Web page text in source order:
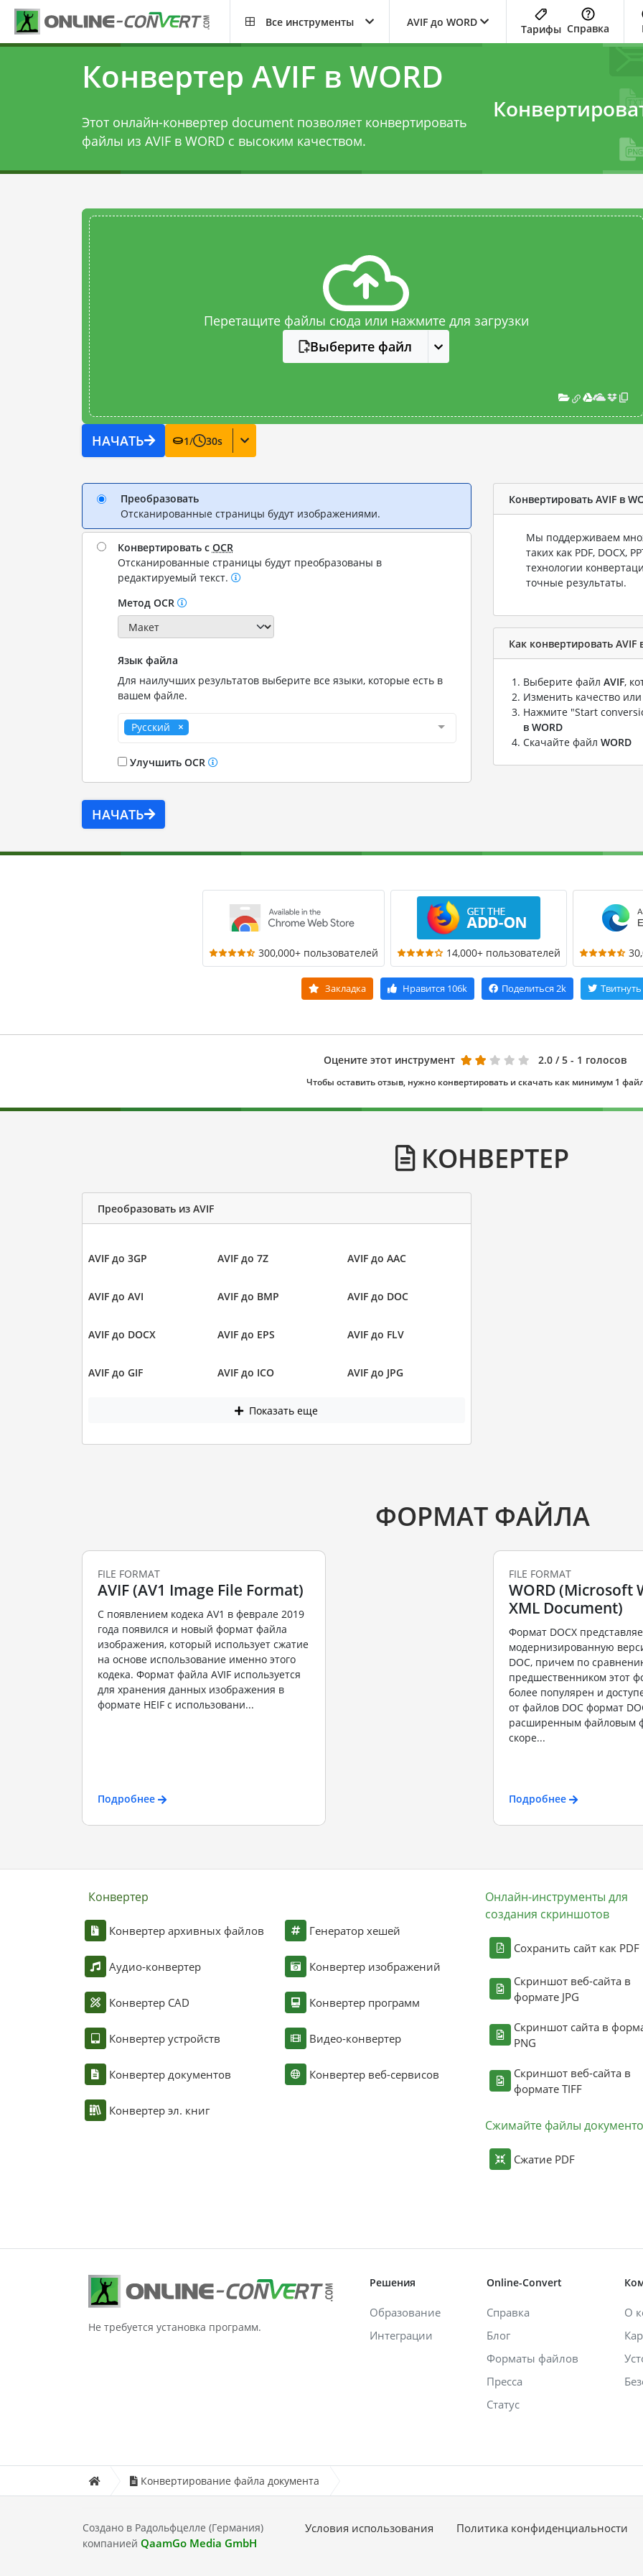
Все инструменты AVIF до WORD
Тарифы Справка
Конвертер AVIF в WORD
Этот онлайн-конвертер document позволяет конвертировать
файлы из AVIF в WORD с высоким качеством.
Перетащите файлы сюда или нажмите для загрузки
Выберите файл
НАЧАТЬ 1/ 30s
Преобразовать
Отсканированные страницы будут изображениями.
Конвертировать с OCR
Отсканированные страницы будут преобразованы в
редактируемый текст.
Метод OCR
Язык файла
Для наилучших результатов выберите все языки, которые есть в
вашем файле.
Русский
Улучшить OCR
НАЧАТЬ
Конвертировать AVIF в
Мы поддерживаем
таких как PDF, DOCX,
технологии
точные результаты.
Как конвертировать AVIF
Выберите файл AVIF,
Изменить качество
Нажмите "Start
в WORD
Скачайте файл WORD
300,000+ пользователей 14,000+ пользователей
Закладка Нравится 106k Поделиться 2k Твитнуть
Оцените этот инструмент 2.0 / 5 - 1 голосов
Чтобы оставить отзыв, нужно конвертировать и скачать как минимум 1
КОНВЕРТЕР
Преобразовать из AVIF
AVIF до 3GP AVIF до 7Z AVIF до AAC
AVIF до AVI AVIF до BMP AVIF до DOC
AVIF до DOCX AVIF до EPS AVIF до FLV
AVIF до GIF AVIF до ICO AVIF до JPG
Показать еще
ФОРМАТ ФАЙЛА
FILE FORMAT
AVIF (AV1 Image File Format)
С появлением кодека AV1 в феврале 2019
года появился и новый формат файла
изображения, который использует сжатие
на основе использование именно этого
кодека. Формат файла AVIF используется
для хранения данных изображения в
формате HEIF с использовани...
Подробнее
FILE FORMAT
WORD (Microsoft
XML Document)
Формат DOCX
модернизированную
DOC, причем по
предшественником этот
более популярен и
от файлов DOC формат
расширенным файловым
скоре...
Подробнее
Конвертер
Конвертер архивных файлов
Аудио-конвертер
Конвертер CAD
Конвертер устройств
Конвертер документов
Конвертер эл. книг
Генератор хешей
Конвертер изображений
Конвертер программ
Видео-конвертер
Конвертер веб-сервисов
Онлайн-инструменты для
создания скриншотов
Сохранить сайт как PDF
Скриншот веб-сайта в
формате JPG
Скриншот сайта в
PNG
Скриншот веб-сайта в
формате TIFF
Сжимайте файлы
Сжатие PDF
Не требуется установка программ.
Решения
Образование
Интеграции
Online-Convert
Справка
Блог
Форматы файлов
Пресса
Статус
О
Конвертирование файла документа
Создано в Радольфцелле (Германия)
компанией QaamGo Media GmbH
Условия использования Политика конфиденциальности